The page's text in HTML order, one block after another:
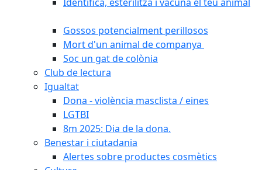
Gossos potencialment perillosos
Mort d'un animal de companya
Soc un gat de colònia
Club de lectura
Igualtat
Dona - violència masclista / eines
LGTBI
8m 2025: Dia de la dona.
Benestar i ciutadania
Alertes sobre productes cosmètics